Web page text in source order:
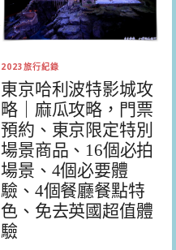
2023旅行紀錄
東京哈利波特影城攻
略｜麻瓜攻略，門票
預約、東京限定特別
場景商品、16個必拍
場景、4個必要體
驗、4個餐廳餐點特
色、免去英國超值體
驗